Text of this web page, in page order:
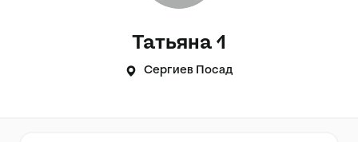
Татьяна 1
Сергиев Посад